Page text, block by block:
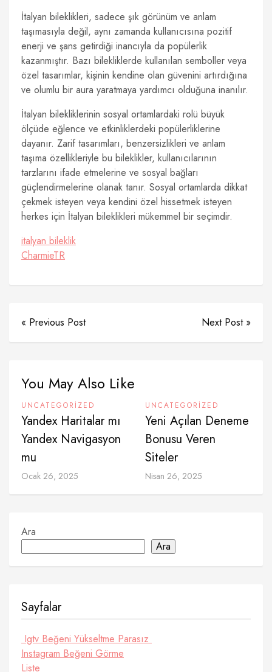
İtalyan bileklikleri, sadece şık görünüm ve anlam
taşımasıyla değil, aynı zamanda kullanıcısına pozitif
enerji ve şans getirdiği inancıyla da popülerlik
kazanmıştır. Bazı bilekliklerde kullanılan semboller veya
özel tasarımlar, kişinin kendine olan güvenini artırdığına
ve olumlu bir aura yaratmaya yardımcı olduğuna inanılır.
İtalyan bilekliklerinin sosyal ortamlardaki rolü büyük
ölçüde eğlence ve etkinliklerdeki popülerliklerine
dayanır. Zarif tasarımları, benzersizlikleri ve anlam
taşıma özellikleriyle bu bileklikler, kullanıcılarının
tarzlarını ifade etmelerine ve sosyal bağları
güçlendirmelerine olanak tanır. Sosyal ortamlarda dikkat
çekmek isteyen veya kendini özel hissetmek isteyen
herkes için İtalyan bileklikleri mükemmel bir seçimdir.
italyan bileklik
CharmieTR
« Previous Post Next Post »
You May Also Like
UNCATEGORIZED
Yandex Haritalar mı
Yandex Navigasyon
mu
Ocak 26, 2025
UNCATEGORIZED
Yeni Açılan Deneme
Bonusu Veren
Siteler
Nisan 26, 2025
Ara
Ara
Sayfalar
Igtv Beğeni Yükseltme Parasız
Instagram Beğeni Görme
Liste